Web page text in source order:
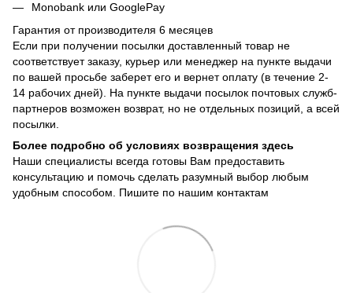
Monobank или GooglePay
Гарантия от производителя 6 месяцев
Если при получении посылки доставленный товар не
соответствует заказу, курьер или менеджер на пункте выдачи
по вашей просьбе заберет его и вернет оплату (в течение 2-
14 рабочих дней). На пункте выдачи посылок почтовых служб-
партнеров возможен возврат, но не отдельных позиций, а всей
посылки.
Более подробно об условиях возвращения здесь
Наши специалисты всегда готовы Вам предоставить
консультацию и помочь сделать разумный выбор любым
удобным способом. Пишите по нашим контактам